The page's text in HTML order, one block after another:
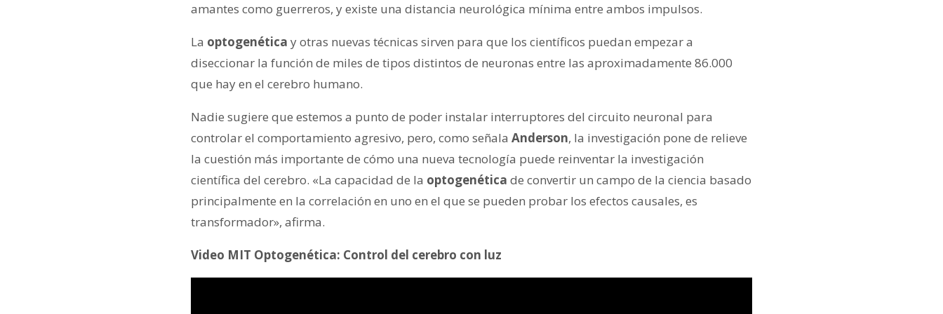
amantes como guerreros, y existe una distancia neurológica mínima entre ambos impulsos.
La optogenética y otras nuevas técnicas sirven para que los científicos puedan empezar a
diseccionar la función de miles de tipos distintos de neuronas entre las aproximadamente 86.000
que hay en el cerebro humano.
Nadie sugiere que estemos a punto de poder instalar interruptores del circuito neuronal para
controlar el comportamiento agresivo, pero, como señala Anderson, la investigación pone de relieve
la cuestión más importante de cómo una nueva tecnología puede reinventar la investigación
científica del cerebro. «La capacidad de la optogenética de convertir un campo de la ciencia basado
principalmente en la correlación en uno en el que se pueden probar los efectos causales, es
transformador», afirma.
Video MIT Optogenética: Control del cerebro con luz